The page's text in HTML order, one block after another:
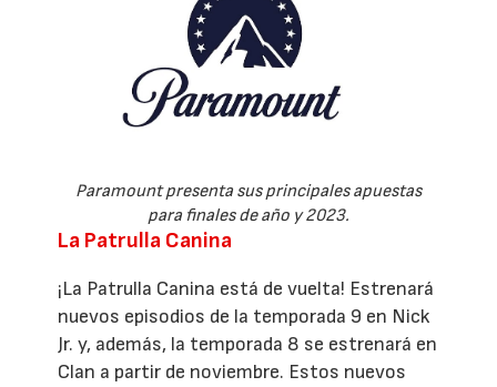
Paramount presenta sus principales apuestas
para finales de año y 2023.
La Patrulla Canina
¡La Patrulla Canina está de vuelta! Estrenará
nuevos episodios de la temporada 9 en Nick
Jr. y, además, la temporada 8 se estrenará en
Clan a partir de noviembre. Estos nuevos